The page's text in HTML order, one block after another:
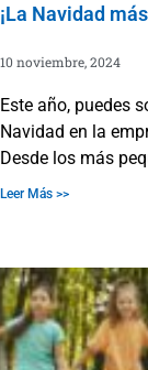
¡La Navidad
10 noviembre, 2024
Este año, puedes
Navidad en la
Desde los más
Leer Más >>